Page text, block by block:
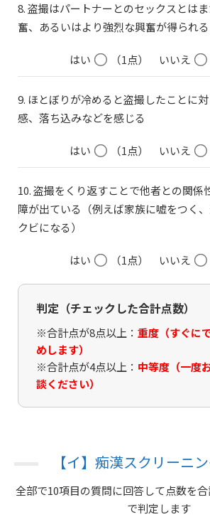
8. 盗撮はパートナーとのセックスとは
奮、あるいはより強烈な興奮が得られる
はい （1点） いいえ
9. ほとぼりが冷めると盗撮したことに
感、落ち込みなどを感じる
はい （1点） いいえ
10. 盗撮をくり返すことで他者との関係
障が出ている（例えば家族に嘘をつく
クビになる）
はい （1点） いいえ
判定（チェックした合計点数）
※合計点が8点以上： 重度（すぐに
めします）
※合計点が4点以上： 中等度（一度
談ください）
【イ】痴漢スクリーニ
全部で10項目の質問に回答して点数を
で判定します